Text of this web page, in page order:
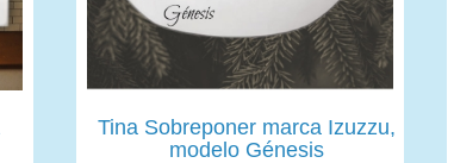
Tina Sobreponer marca Izuzzu,
modelo Génesis